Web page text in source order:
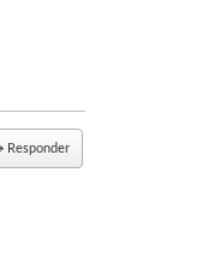
Responder